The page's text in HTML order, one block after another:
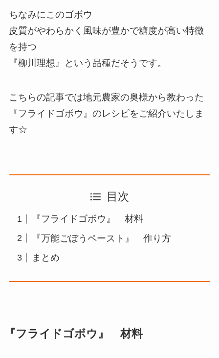
ちなみにこのゴボウ
皮質がやわらかく風味が豊かで糖度が高い特徴
を持つ
『柳川理想』という品種だそうです。
こちらの記事では地元農家の奥様から教わった
『フライドゴボウ』のレシピをご紹介いたしま
す☆
目次
『フライドゴボウ』 材料
『万能ごぼうペースト』 作り方
まとめ
『フライドゴボウ』材料